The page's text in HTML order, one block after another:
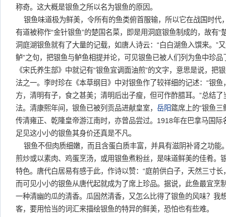
称奇。这大概是银鱼之所以名为银鱼的原因。
银鱼味道极为鲜美，令所有的鱼类俯首服输，所以它在战国时代
有道被称作“金针银鱼”的楚国名菜，即是用洞庭银鱼制成的，故有“
洞庭湖银鱼就有了大量的记载，如唐人诗云：“白白湖鱼入馔来。”
鲈”之句，把银鱼与鲈鱼相提并论，可见银鱼已被人们列为鱼中珍
《宋氏养生部》中就记有“银鱼宜调面油煎”的文字，意思是说，把
法之一。李时珍在《本草纲目》中对银鱼作了较祥细的记述：“银
方，清明有子，食之甚美；清明后出子瘦，但可作酢腊耳。”总结
法。清康熙年间，银鱼已被列贡品进献皇室， 岳阳筵席上的“银鱼三
传清雍正、乾隆皇帝游江南时，亦曾品尝过。1918年在巴拿马国际
足见这小小的银鱼其身价还真是不凡。
银鱼不但肉质细嫩，而且含蛋白质丰富，并具有滋阴补肾之功能
煎炒或以素肉、鸡蛋烹汤，或用银鱼煮粉丝，是味道鲜美的佳肴。
特色。唐代白居易有感于此，作诗以赞：“庭前供白子，天然三寸长
而可见小小的银鱼从唐代起就成为了席上珍品。据说，此鱼最宜烹
一种清幽的瓜的清香。瓜固然清香，又怎么比得了银鱼的风味？我
客，要用恰当的词汇来描绘银鱼的特异的鲜美，恐怕也有些难。